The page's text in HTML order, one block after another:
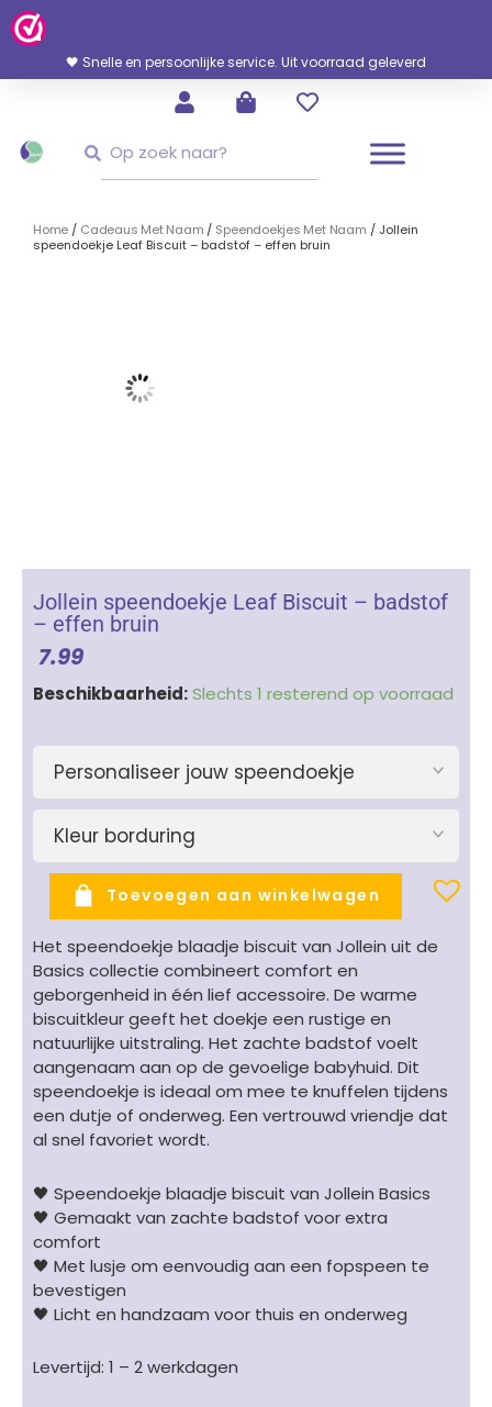
Ga
Naar
Inhoud
🖤 Snelle en persoonlijke service. Uit voorraad geleverd
Home / Cadeaus Met Naam / Speendoekjes Met Naam / Jollein
speendoekje Leaf Biscuit – badstof – effen bruin
Jollein speendoekje Leaf Biscuit – badstof
– effen bruin
7.99
Beschikbaarheid:Slechts 1 resterend op voorraad
Personaliseer jouw speendoekje
Kleur borduring
Jollein
Leaf
Biscuit
badstof
effen
aantal
Toevoegen aan winkelwagen
Het speendoekje blaadje biscuit van Jollein uit de
Basics collectie combineert comfort en
geborgenheid in één lief accessoire. De warme
biscuitkleur geeft het doekje een rustige en
natuurlijke uitstraling. Het zachte badstof voelt
aangenaam aan op de gevoelige babyhuid. Dit
speendoekje is ideaal om mee te knuffelen tijdens
een dutje of onderweg. Een vertrouwd vriendje dat
al snel favoriet wordt.
🖤 Speendoekje blaadje biscuit van Jollein Basics
🖤 Gemaakt van zachte badstof voor extra
comfort
🖤 Met lusje om eenvoudig aan een fopspeen te
bevestigen
🖤 Licht en handzaam voor thuis en onderweg
Levertijd: 1 – 2 werkdagen